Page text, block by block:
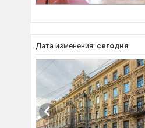
Дата изменения: сегодня